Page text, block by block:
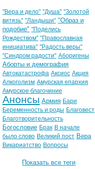
"Вера и дело" "Душа" "Золотой
витязь" "Ландыши" "Образ и
подобие" "Поделись
Рождеством" "Православная
инициатива" "Радость веры"
"Синдром радости" Аборигены
Аборты и демография
Автокатастрофа Аксиос Акция
Алкоголизм Амурская епархия
Амурское благочиние
Анонсы Армия Бари
Беременность и роды Благовест
Благотворительность
Богословие Брак В начале
было слово Великий пост Вера
Викариатство Вопросы
Показать все теги